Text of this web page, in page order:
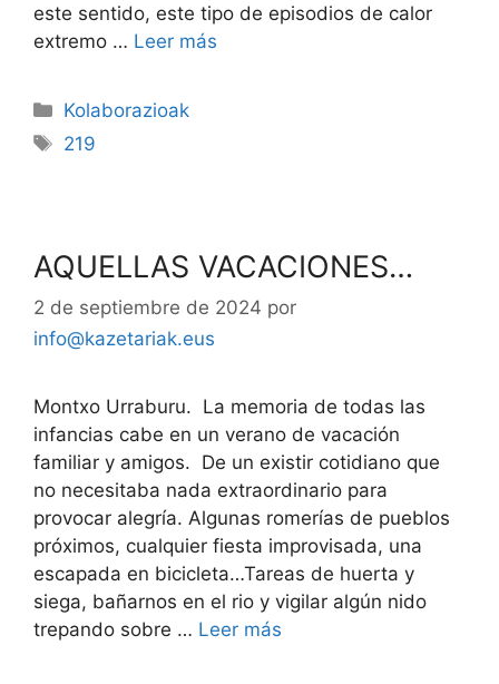
este sentido, este tipo de episodios de calor
extremo … Leer más
Kolaborazioak
219
AQUELLAS VACACIONES…
2 de septiembre de 2024 por
info@kazetariak.eus
Montxo Urraburu. La memoria de todas las
infancias cabe en un verano de vacación
familiar y amigos. De un existir cotidiano que
no necesitaba nada extraordinario para
provocar alegría. Algunas romerías de pueblos
próximos, cualquier fiesta improvisada, una
escapada en bicicleta…Tareas de huerta y
siega, bañarnos en el rio y vigilar algún nido
trepando sobre … Leer más